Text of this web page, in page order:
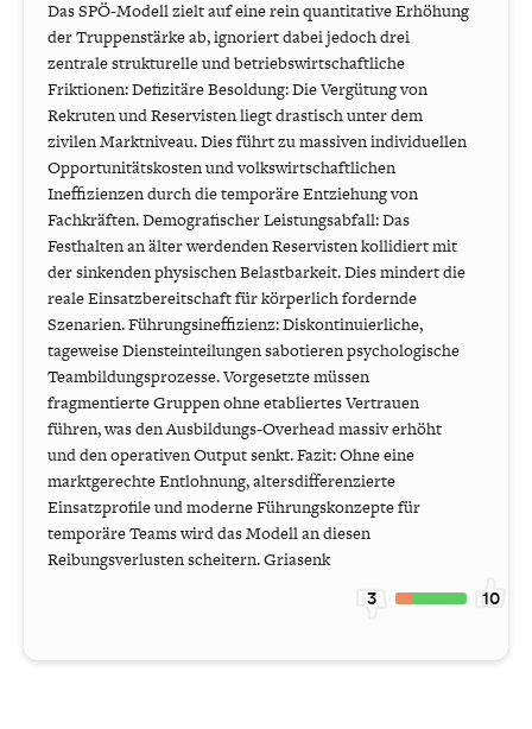
Das SPÖ-Modell zielt auf eine rein quantitative Erhöhung
der Truppenstärke ab, ignoriert dabei jedoch drei
zentrale strukturelle und betriebswirtschaftliche
Friktionen: Defizitäre Besoldung: Die Vergütung von
Rekruten und Reservisten liegt drastisch unter dem
zivilen Marktniveau. Dies führt zu massiven individuellen
Opportunitätskosten und volkswirtschaftlichen
Ineffizienzen durch die temporäre Entziehung von
Fachkräften. Demografischer Leistungsabfall: Das
Festhalten an älter werdenden Reservisten kollidiert mit
der sinkenden physischen Belastbarkeit. Dies mindert die
reale Einsatzbereitschaft für körperlich fordernde
Szenarien. Führungsineffizienz: Diskontinuierliche,
tageweise Diensteinteilungen sabotieren psychologische
Teambildungsprozesse. Vorgesetzte müssen
fragmentierte Gruppen ohne etabliertes Vertrauen
führen, was den Ausbildungs-Overhead massiv erhöht
und den operativen Output senkt. Fazit: Ohne eine
marktgerechte Entlohnung, altersdifferenzierte
Einsatzprofile und moderne Führungskonzepte für
temporäre Teams wird das Modell an diesen
Reibungsverlusten scheitern. Griasenk
3 10